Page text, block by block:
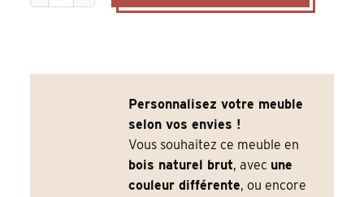
Personnalisez votre meuble
selon vos envies !
Vous souhaitez ce meuble en
bois naturel brut, avec une
couleur différente, ou encore